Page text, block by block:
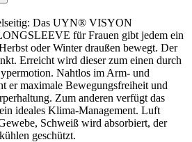
Das UYN® VISYON
für Frauen gibt jedem ein
oder Winter draußen bewegt. Der
Erreicht wird dieser zum einen durch
Nahtlos im Arm- und
er maximale Bewegungsfreiheit und
Zum anderen verfügt das
ideales Klima-Management. Luft
Schweiß wird absorbiert, der
geschützt.